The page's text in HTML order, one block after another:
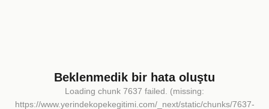
Beklenmedik bir hata oluştu
Loading chunk 7637 failed. (missing:
https://www.yerindekopekegitimi.com/_next/static/chunks/7637-